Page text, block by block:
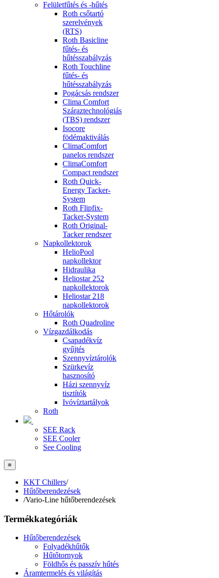
Felületfűtés és -hűtés
Roth csőtartó
szerelvények
(RTS)
Roth Basicline
fűtés- és
hűtésszabályzás
Roth Touchline
fűtés- és
hűtésszabályzás
Pogácsás rendszer
Clima Comfort
Száraztechnológiás
(TBS) rendszer
Isocore
födémaktiválás
ClimaComfort
panelos rendszer
ClimaComfort
Compact rendszer
Roth Quick-
Energy Tacker-
System
Roth Flipfix-
Tacker-System
Roth Original-
Tacker rendszer
Napkollektorok
HelioPool
napkollektor
Hidraulika
Heliostar 252
napkollektorok
Heliostar 218
napkollektorok
Hőtárolók
Roth Quadroline
Vízgazdálkodás
Csapadékvíz
gyűjtés
Szennyvíztárolók
Szürkevíz
hasznosító
Házi szennyvíz
tisztítók
Ivóvíztartályok
Roth
SEE Rack
SEE Cooler
See Cooling
≡
KKT Chillers/
Hűtőberendezések
/Vario-Line hűtőberendezések
Termékkategóriák
Hűtőberendezések
Folyadékhűtők
Hűtőtornyok
Földhős és passzív hűtés
Áramtermelés és világítás